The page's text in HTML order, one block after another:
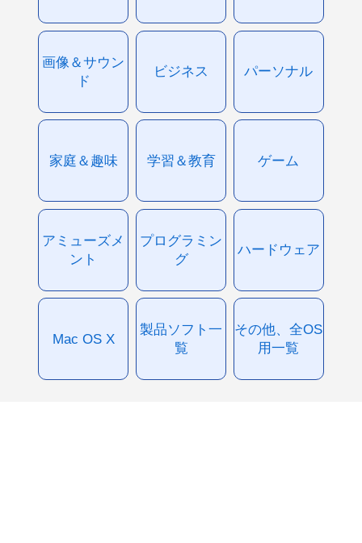
画像＆サウン
ド
ビジネス パーソナル
家庭＆趣味 学習＆教育 ゲーム
アミューズメ
ント
プログラミン
グ
ハードウェア
Mac OS X
製品ソフト一
覧
その他、全OS
用一覧